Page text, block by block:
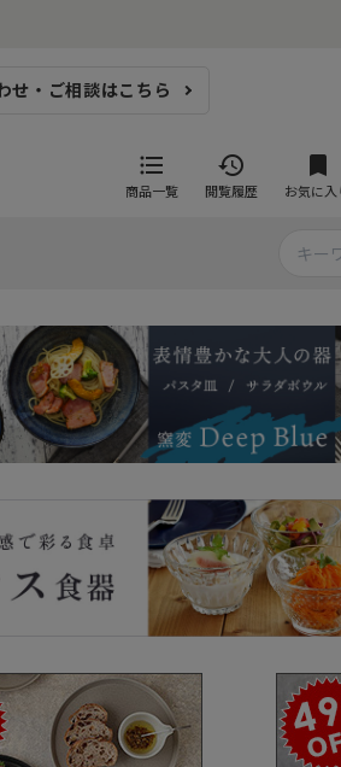
せ・ご相談はこちら
- マグカップ
- カップ・タンブラー
- スープカップ
- 湯呑み
- 急須・ポット
形状で探す
- 角
- 仕切り
- 楕円
想いの食卓~
ト 黒い食器
得なセット
ング
format_list_bulleted
商品一覧
history
閲覧履歴
bookmark
お気に入